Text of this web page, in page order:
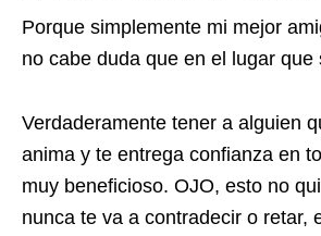
Porque simplemente mi mejor
no cabe duda que en el lugar que
Verdaderamente tener a alguien
anima y te entrega confianza en
muy beneficioso. OJO, esto no
nunca te va a contradecir o retar,